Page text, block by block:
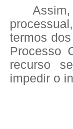
termos
Processo
recurso
impedir o